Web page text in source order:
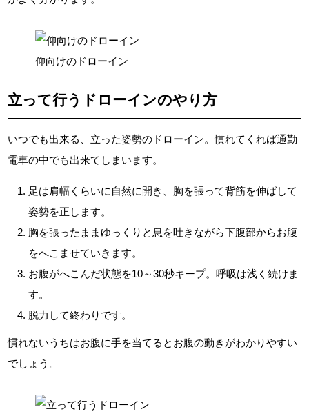
仰向けのドローイン
立って行うドローインのやり方
いつでも出来る、立った姿勢のドローイン。慣れてくれば通勤
電車の中でも出来てしまいます。
足は肩幅くらいに自然に開き、胸を張って背筋を伸ばして
姿勢を正します。
胸を張ったままゆっくりと息を吐きながら下腹部からお腹
をへこませていきます。
お腹がへこんだ状態を10～30秒キープ。呼吸は浅く続けま
す。
脱力して終わりです。
慣れないうちはお腹に手を当てるとお腹の動きがわかりやすい
でしょう。